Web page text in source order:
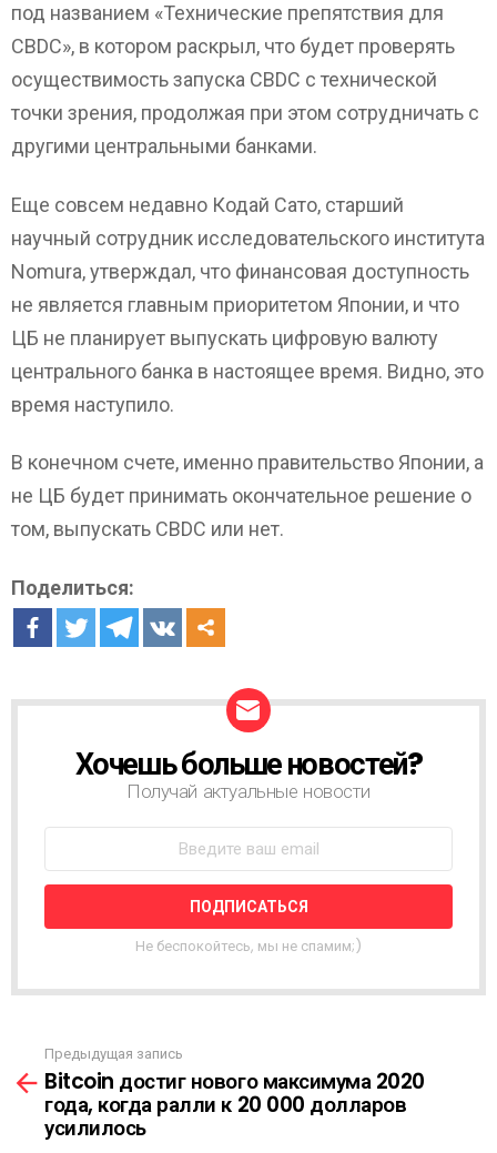
под названием «Технические препятствия для
CBDC», в котором раскрыл, что будет проверять
осуществимость запуска CBDC с технической
точки зрения, продолжая при этом сотрудничать с
другими центральными банками.
Еще совсем недавно Кодай Сато, старший
научный сотрудник исследовательского института
Nomura, утверждал, что финансовая доступность
не является главным приоритетом Японии, и что
ЦБ не планирует выпускать цифровую валюту
центрального банка в настоящее время. Видно, это
время наступило.
В конечном счете, именно правительство Японии, а
не ЦБ будет принимать окончательное решение о
том, выпускать CBDC или нет.
Поделиться:
О
Т
Н
Я
С
Ы
Л
К
А
Хочешь больше новостей?
Получай актуальные новости
Не беспокойтесь, мы не спамим;)
м
Предыдущая запись
Bitcoin достиг нового максимума 2020
года, когда ралли к 20 000 долларов
усилилось